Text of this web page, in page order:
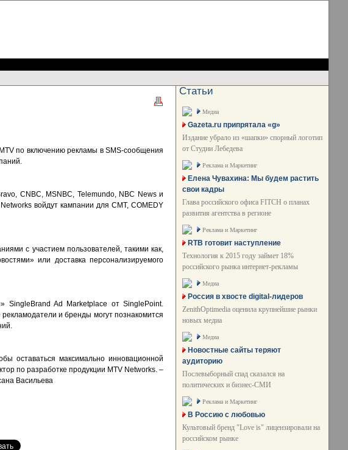
по включению рекламы в SMS-сообщения
CNBC, MSNBC, Telemundo, NBC News и
войдут кампании для CMT, COMEDY
с участием пользователей, такими как,
или доставка персонализируемого
SingleBrand Ad Marketplace от SinglePoint.
и бренды могут познакомится
оставаться максимально инновационной
по разработке продукции MTV Networks. –
Васильева
Статьи
Медиа
Gazeta.ru припрятала «g»
Издание убрало из «шапки» спорный логотип
от Студии Лебедева
Реклама и Маркетинг
Елена Чувахина: Мы будем растить
свои кадры
Глава российского офиса FITCH о планах
развития агентства в регионе
Реклама и Маркетинг
RTB готовит наступление
Технология к 2015 году займет 18%
российского рынка интернет-рекламы
Медиа
Россия в хвосте digital-лидеров
ZenithOptimedia оценила крупнейшие рынки
новых медиа
Медиа
Новостные сайты теряют
аудиторию
Послевыборный спад сказался на
политических и бизнес-СМИ
Реклама и Маркетинг
В Россию с любовью
Культовый бренд "Love is" лицензировали на
российском рынке